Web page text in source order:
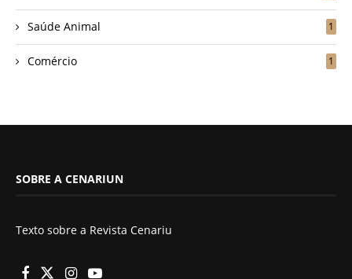
Saúde Animal 1
Comércio 1
SOBRE A CENARIUN
Texto sobre a Revista Cenariu